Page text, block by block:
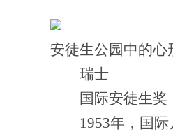
安徒生公园中的心
瑞士
国际安徒生奖
1953年，国际